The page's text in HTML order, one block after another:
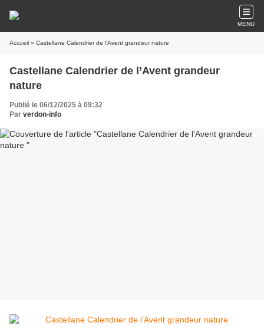
MENU
Accueil » Castellane Calendrier de l’Avent grandeur nature
Castellane Calendrier de l’Avent grandeur
nature
Publié le 06/12/2025 à 09:32
Par verdon-info